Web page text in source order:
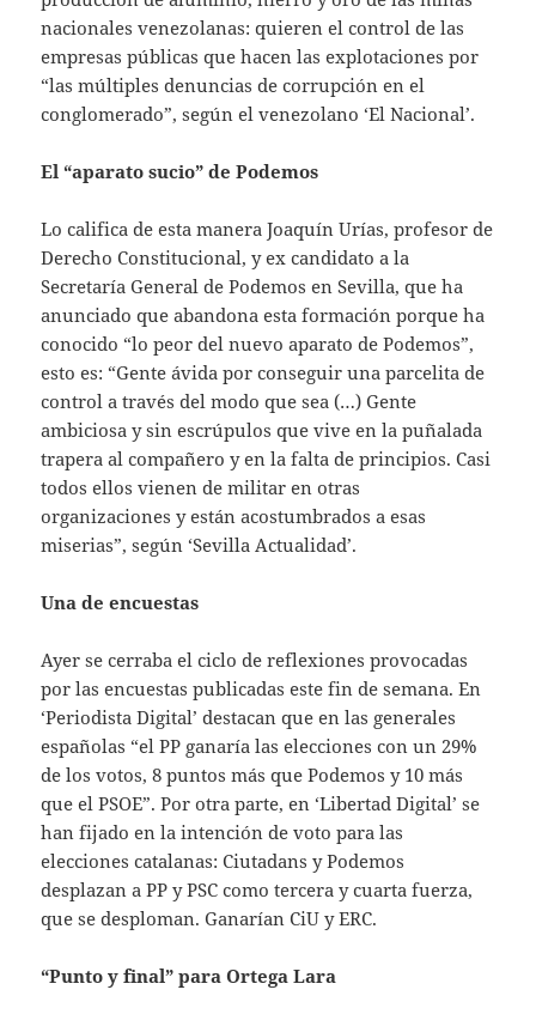
nacionales venezolanas: quieren el control de las
empresas públicas que hacen las explotaciones por
“las múltiples denuncias de corrupción en el
conglomerado”, según el venezolano ‘El Nacional’.
El “aparato sucio” de Podemos
Lo califica de esta manera Joaquín Urías, profesor de
Derecho Constitucional, y ex candidato a la
Secretaría General de Podemos en Sevilla, que ha
anunciado que abandona esta formación porque ha
conocido “lo peor del nuevo aparato de Podemos”,
esto es: “Gente ávida por conseguir una parcelita de
control a través del modo que sea (…) Gente
ambiciosa y sin escrúpulos que vive en la puñalada
trapera al compañero y en la falta de principios. Casi
todos ellos vienen de militar en otras
organizaciones y están acostumbrados a esas
miserias”, según ‘Sevilla Actualidad’.
Una de encuestas
Ayer se cerraba el ciclo de reflexiones provocadas
por las encuestas publicadas este fin de semana. En
‘Periodista Digital’ destacan que en las generales
españolas “el PP ganaría las elecciones con un 29%
de los votos, 8 puntos más que Podemos y 10 más
que el PSOE”. Por otra parte, en ‘Libertad Digital’ se
han fijado en la intención de voto para las
elecciones catalanas: Ciutadans y Podemos
desplazan a PP y PSC como tercera y cuarta fuerza,
que se desploman. Ganarían CiU y ERC.
“Punto y final” para Ortega Lara